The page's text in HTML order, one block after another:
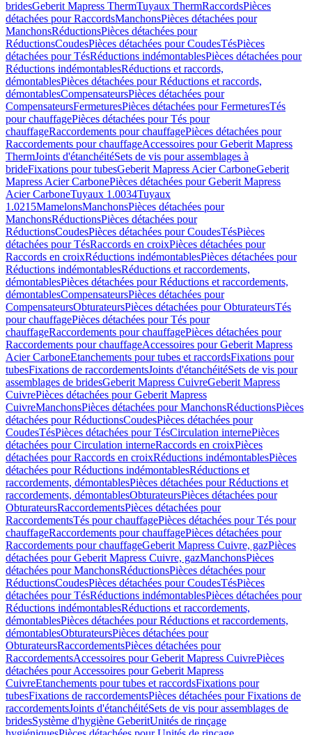
bridesGeberit Mapress ThermTuyaux ThermRaccordsPièces
détachées pour RaccordsManchonsPièces détachées pour
ManchonsRéductionsPièces détachées pour
RéductionsCoudesPièces détachées pour CoudesTésPièces
détachées pour TésRéductions indémontablesPièces détachées pour
Réductions indémontablesRéductions et raccords,
démontablesPièces détachées pour Réductions et raccords,
démontablesCompensateursPièces détachées pour
CompensateursFermeturesPièces détachées pour FermeturesTés
pour chauffagePièces détachées pour Tés pour
chauffageRaccordements pour chauffagePièces détachées pour
Raccordements pour chauffageAccessoires pour Geberit Mapress
ThermJoints d'étanchéitéSets de vis pour assemblages à
brideFixations pour tubesGeberit Mapress Acier CarboneGeberit
Mapress Acier CarbonePièces détachées pour Geberit Mapress
Acier CarboneTuyaux 1.0034Tuyaux
1.0215MamelonsManchonsPièces détachées pour
ManchonsRéductionsPièces détachées pour
RéductionsCoudesPièces détachées pour CoudesTésPièces
détachées pour TésRaccords en croixPièces détachées pour
Raccords en croixRéductions indémontablesPièces détachées pour
Réductions indémontablesRéductions et raccordements,
démontablesPièces détachées pour Réductions et raccordements,
démontablesCompensateursPièces détachées pour
CompensateursObturateursPièces détachées pour ObturateursTés
pour chauffagePièces détachées pour Tés pour
chauffageRaccordements pour chauffagePièces détachées pour
Raccordements pour chauffageAccessoires pour Geberit Mapress
Acier CarboneEtanchements pour tubes et raccordsFixations pour
tubesFixations de raccordementsJoints d'étanchéitéSets de vis pour
assemblages de bridesGeberit Mapress CuivreGeberit Mapress
CuivrePièces détachées pour Geberit Mapress
CuivreManchonsPièces détachées pour ManchonsRéductionsPièces
détachées pour RéductionsCoudesPièces détachées pour
CoudesTésPièces détachées pour TésCirculation internePièces
détachées pour Circulation interneRaccords en croixPièces
détachées pour Raccords en croixRéductions indémontablesPièces
détachées pour Réductions indémontablesRéductions et
raccordements, démontablesPièces détachées pour Réductions et
raccordements, démontablesObturateursPièces détachées pour
ObturateursRaccordementsPièces détachées pour
RaccordementsTés pour chauffagePièces détachées pour Tés pour
chauffageRaccordements pour chauffagePièces détachées pour
Raccordements pour chauffageGeberit Mapress Cuivre, gazPièces
détachées pour Geberit Mapress Cuivre, gazManchonsPièces
détachées pour ManchonsRéductionsPièces détachées pour
RéductionsCoudesPièces détachées pour CoudesTésPièces
détachées pour TésRéductions indémontablesPièces détachées pour
Réductions indémontablesRéductions et raccordements,
démontablesPièces détachées pour Réductions et raccordements,
démontablesObturateursPièces détachées pour
ObturateursRaccordementsPièces détachées pour
RaccordementsAccessoires pour Geberit Mapress CuivrePièces
détachées pour Accessoires pour Geberit Mapress
CuivreEtanchements pour tubes et raccordsFixations pour
tubesFixations de raccordementsPièces détachées pour Fixations de
raccordementsJoints d'étanchéitéSets de vis pour assemblages de
bridesSystème d'hygiène GeberitUnités de rinçage